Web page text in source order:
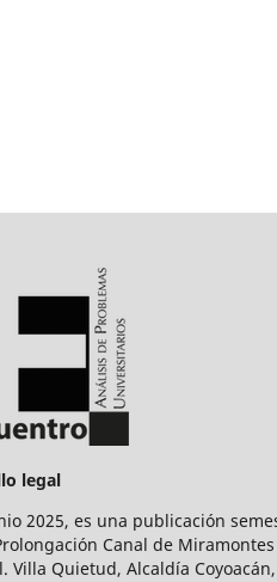
legal
2025, es una publicación
Canal de Miramontes
Quietud, Alcaldía